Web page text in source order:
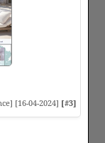
[16-04-2024] [#3]